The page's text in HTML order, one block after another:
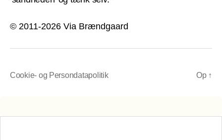
© 2011-2026 Via Brændgaard
Cookie- og Persondatapolitik Op ↑